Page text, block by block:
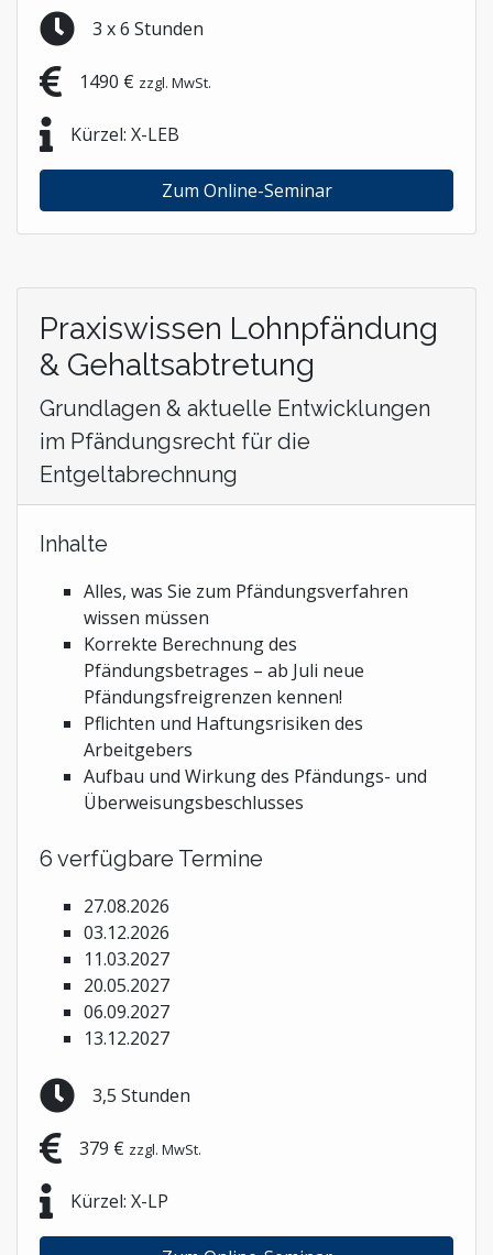
3 x 6 Stunden
1490 € zzgl. MwSt.
Kürzel: X-LEB
Zum Online-Seminar
Praxiswissen Lohnpfändung
& Gehaltsabtretung
Grundlagen & aktuelle Entwicklungen
im Pfändungsrecht für die
Entgeltabrechnung
Inhalte
Alles, was Sie zum Pfändungsverfahren
wissen müssen
Korrekte Berechnung des
Pfändungsbetrages – ab Juli neue
Pfändungsfreigrenzen kennen!
Pflichten und Haftungsrisiken des
Arbeitgebers
Aufbau und Wirkung des Pfändungs- und
Überweisungsbeschlusses
6 verfügbare Termine
27.08.2026
03.12.2026
11.03.2027
20.05.2027
06.09.2027
13.12.2027
3,5 Stunden
379 € zzgl. MwSt.
Kürzel: X-LP